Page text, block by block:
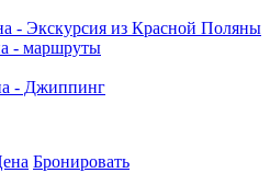
Бронировать